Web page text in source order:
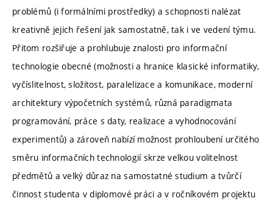
problémů (i formálními prostředky) a schopnosti nalézat
kreativně jejich řešení jak samostatně, tak i ve vedení týmu.
Přitom rozšiřuje a prohlubuje znalosti pro informační
technologie obecné (možnosti a hranice klasické informatiky,
vyčíslitelnost, složitost, paralelizace a komunikace, moderní
architektury výpočetních systémů, různá paradigmata
programování, práce s daty, realizace a vyhodnocování
experimentů) a zároveň nabízí možnost prohloubení určitého
směru informačních technologií skrze velkou volitelnost
předmětů a velký důraz na samostatné studium a tvůrčí
činnost studenta v diplomové práci a v ročníkovém projektu